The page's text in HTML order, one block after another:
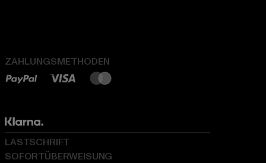
ZAHLUNGSMETHODEN
LASTSCHRIFT
SOFORTÜBERWEISUNG